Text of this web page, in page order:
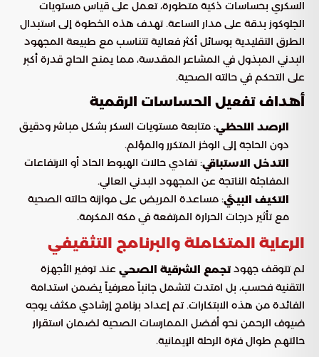
السكري بحساسات ذكية متطورة، تعمل على قياس مستويات
الجلوكوز بدقة على مدار الساعة. تهدف هذه الخطوة إلى استبدال
الطرق التقليدية بوسائل أكثر فعالية تتناسب مع طبيعة المجهود
البدني المبذول في المشاعر المقدسة، مما يمنح الحاج قدرة أكبر
على التحكم في حالته الصحية.
أهداف تفعيل الحساسات الرقمية
الرصد اللحظي: متابعة مستويات السكر بشكل مباشر ودقيق
دون الحاجة إلى الوخز المتكرر والمؤلم.
التدخل الاستباقي: تفادي حالات الهبوط الحاد أو الارتفاعات
المفاجئة الناتجة عن المجهود البدني العالي.
التكيف البيئي: مساعدة المريض على موازنة حالته الصحية
مع تأثير درجات الحرارة المرتفعة في مكة المكرمة.
الرعاية المتكاملة والبرنامج التثقيفي
لم تتوقف جهودتجمع الشرقية الصحي عند توفير الأجهزة
التقنية فحسب، بل امتدت لتشمل جانباً معرفياً يضمن استدامة
الفائدة من هذه الابتكارات. تم إعداد برنامج إرشادي مكثف يوجه
ضيوف الرحمن نحو أفضل الممارسات الصحية لضمان استقرار
حالتهم طوال فترة الرحلة الإيمانية.